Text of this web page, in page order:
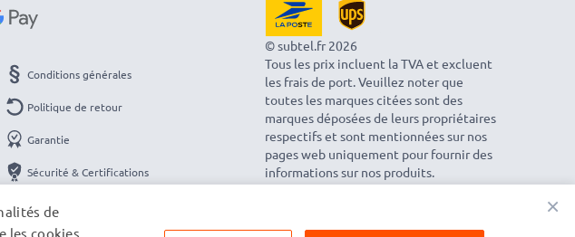
Conditions générales
Politique de retour
Garantie
Sécurité & Certifications
Protection des données
© subtel.fr 2026
Tous les prix incluent la TVA et excluent
les frais de port. Veuillez noter que
toutes les marques citées sont des
marques déposées de leurs propriétaires
respectifs et sont mentionnées sur nos
pages web uniquement pour fournir des
informations sur nos produits.
×
de
les cookies